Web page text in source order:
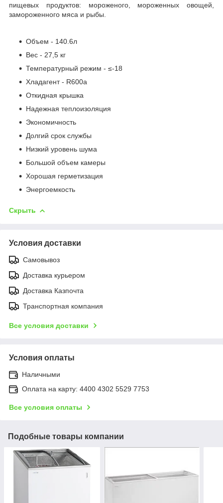
пищевых продуктов: мороженого, мороженных овощей,
замороженного мяса и рыбы.
Объем - 140.6л
Вес - 27,5 кг
Температурный режим - ≤-18
Хладагент - R600a
Откидная крышка
Надежная теплоизоляция
Экономичность
Долгий срок службы
Низкий уровень шума
Большой объем камеры
Хорошая герметизация
Энергоемкость
Скрыть
Условия доставки
Самовывоз
Доставка курьером
Доставка Казпочта
Транспортная компания
Все условия доставки
Условия оплаты
Наличными
Оплата на карту: 4400 4302 5529 7753
Все условия оплаты
Подобные товары компании